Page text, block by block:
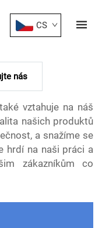
CS
nás
vztahuje na náš
našich produktů
a snažíme se
hrdí na naši práci a
zákazníkům co